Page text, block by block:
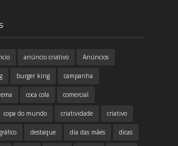
anúncio criativo Anúncios
burger king campanha
coca cola comercial
copa do mundo criatividade criativo
destaque dia das mães dicas